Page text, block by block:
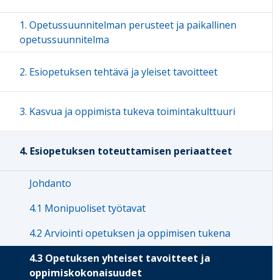
1. Opetussuunnitelman perusteet ja paikallinen
opetussuunnitelma
2. Esiopetuksen tehtävä ja yleiset tavoitteet
3. Kasvua ja oppimista tukeva toimintakulttuuri
4. Esiopetuksen toteuttamisen periaatteet
Johdanto
4.1 Monipuoliset työtavat
4.2 Arviointi opetuksen ja oppimisen tukena
4.3 Opetuksen yhteiset tavoitteet ja
oppimiskokonaisuudet